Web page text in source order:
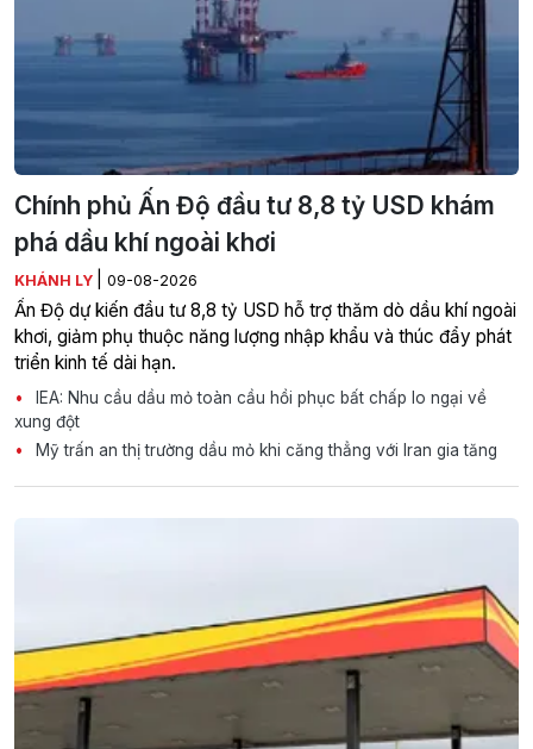
Chính phủ Ấn Độ đầu tư 8,8 tỷ USD khám
phá dầu khí ngoài khơi
KHÁNH LY 09-08-2026
Ấn Độ dự kiến đầu tư 8,8 tỷ USD hỗ trợ thăm dò dầu khí ngoài
khơi, giảm phụ thuộc năng lượng nhập khẩu và thúc đẩy phát
triển kinh tế dài hạn.
IEA: Nhu cầu dầu mỏ toàn cầu hồi phục bất chấp lo ngại về
xung đột
Mỹ trấn an thị trường dầu mỏ khi căng thẳng với Iran gia tăng